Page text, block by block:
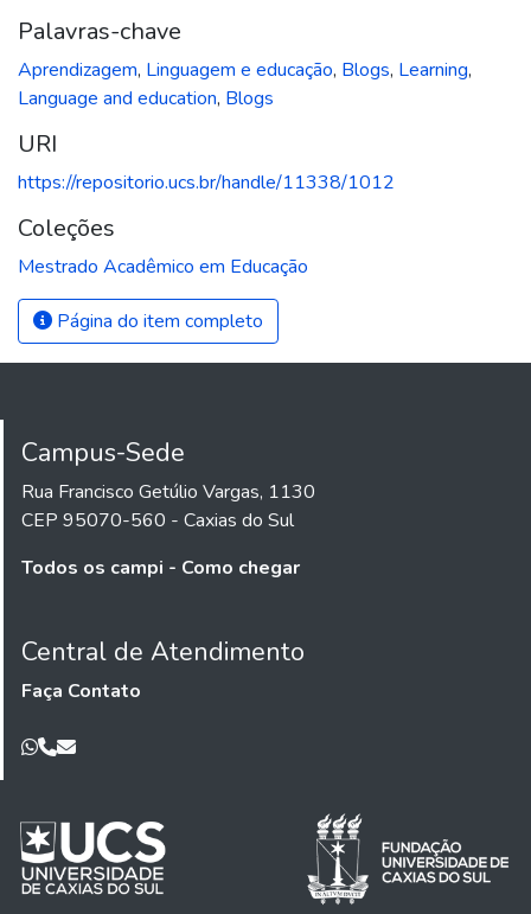
Palavras-chave
Aprendizagem, Linguagem e educação, Blogs, Learning,
Language and education, Blogs
URI
https://repositorio.ucs.br/handle/11338/1012
Coleções
Mestrado Acadêmico em Educação
Página do item completo
Campus-Sede
Rua Francisco Getúlio Vargas, 1130
CEP 95070-560 - Caxias do Sul
Todos os campi - Como chegar
Central de Atendimento
Faça Contato